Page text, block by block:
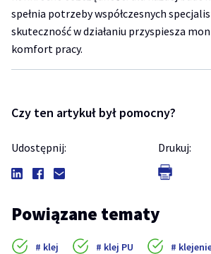
spełnia potrzeby współczesnych
skuteczność w działaniu przyspiesza
komfort pracy.
Czy ten artykuł był pomocny?
Udostępnij: Drukuj:
Powiązane tematy
klej klej PU